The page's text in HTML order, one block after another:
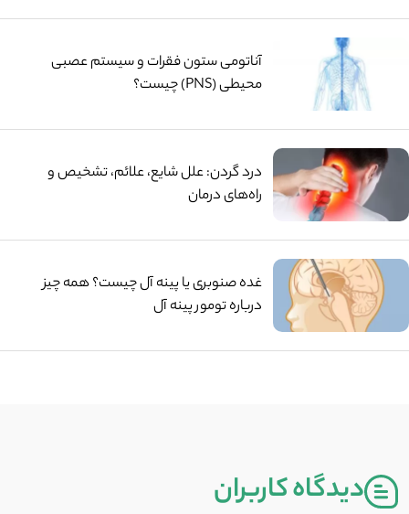
آناتومی ستون فقرات و سیستم عصبی
محیطی (PNS) چیست؟
درد گردن: علل شایع، علائم، تشخیص و
راه‌های درمان
غده صنوبری یا پینه آل چیست؟ همه چیز
درباره تومور پینه آل
دیدگاه کاربران